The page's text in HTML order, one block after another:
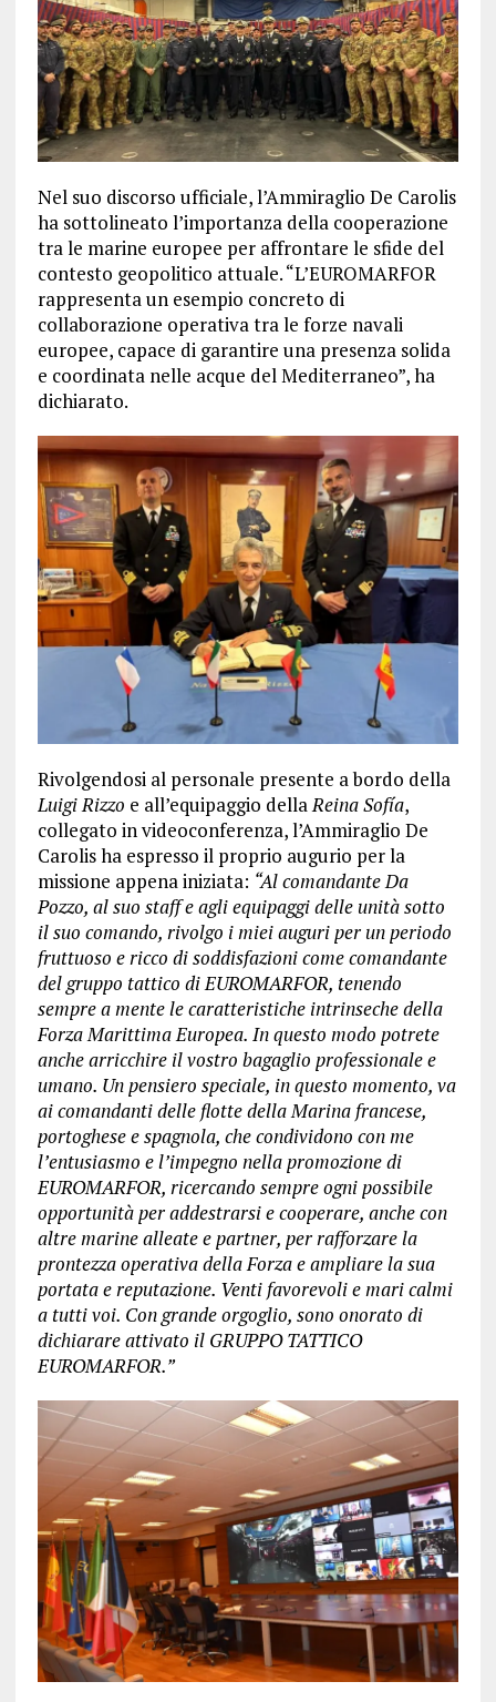
Nel suo discorso ufficiale, l’Ammiraglio De Carolis
ha sottolineato l’importanza della cooperazione
tra le marine europee per affrontare le sfide del
contesto geopolitico attuale. “L’EUROMARFOR
rappresenta un esempio concreto di
collaborazione operativa tra le forze navali
europee, capace di garantire una presenza solida
e coordinata nelle acque del Mediterraneo”, ha
dichiarato.
Rivolgendosi al personale presente a bordo della
Luigi Rizzo e all’equipaggio dellaReina Sofía,
collegato in videoconferenza, l’Ammiraglio De
Carolis ha espresso il proprio augurio per la
missione appena iniziata: “Al comandante Da
Pozzo, al suo staff e agli equipaggi delle unità sotto
il suo comando, rivolgo i miei auguri per un periodo
fruttuoso e ricco di soddisfazioni come comandante
del gruppo tattico di EUROMARFOR, tenendo
sempre a mente le caratteristiche intrinseche della
Forza Marittima Europea. In questo modo potrete
anche arricchire il vostro bagaglio professionale e
umano. Un pensiero speciale, in questo momento, va
ai comandanti delle flotte della Marina francese,
portoghese e spagnola, che condividono con me
l’entusiasmo e l’impegno nella promozione di
EUROMARFOR, ricercando sempre ogni possibile
opportunità per addestrarsi e cooperare, anche con
altre marine alleate e partner, per rafforzare la
prontezza operativa della Forza e ampliare la sua
portata e reputazione. Venti favorevoli e mari calmi
a tutti voi. Con grande orgoglio, sono onorato di
dichiarare attivato il GRUPPO TATTICO
EUROMARFOR.”